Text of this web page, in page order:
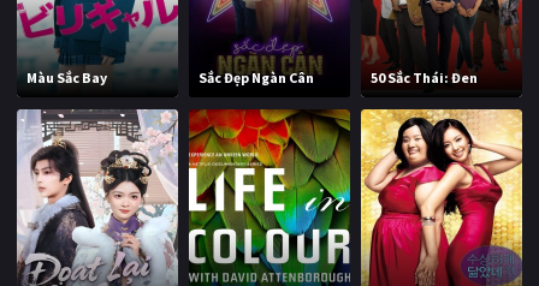
Màu Sắc Bay Sắc Đẹp Ngàn Cân 50 Sắc Thái: Đen